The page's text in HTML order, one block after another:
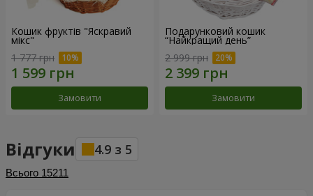
Кошик фруктів "Яскравий
мікс"
1 777 грн
Замовити
Подарунковий кошик
“Найкращий день”
2 999 грн
Замовити
Відгуки 4.9 з 5
Всього 15211